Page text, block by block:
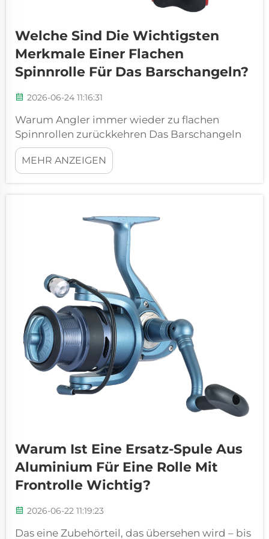
Welche Sind Die Wichtigsten
Merkmale Einer Flachen
Spinnrolle Für Das Barschangeln?
2026-06-24 11:16:31
Warum Angler immer wieder zu flachen
Spinnrollen zurückkehren Das Barschangeln
hat die Eigenschaft, Ausrüstung, die
funktioniert, von Ausrüstung zu unterscheiden,
die lediglich existiert. Die flache Spinnrolle hat
MEHR ANZEIGEN
Warum Ist Eine Ersatz-Spule Aus
Aluminium Für Eine Rolle Mit
Frontrolle Wichtig?
2026-06-22 11:19:23
Das eine Zubehörteil, das übersehen wird – bis